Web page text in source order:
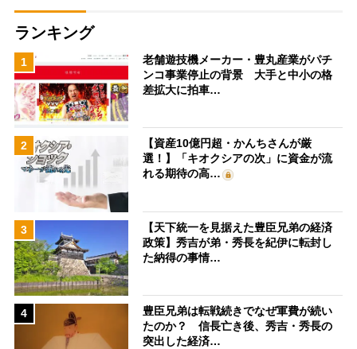
ランキング
1
老舗遊技機メーカー・豊丸産業がパチ
ンコ事業停止の背景 大手と中小の格
差拡大に拍車…
2
【資産10億円超・かんちさんが厳
選！】「キオクシアの次」に資金が流
れる期待の高…
3
【天下統一を見据えた豊臣兄弟の経済
政策】秀吉が弟・秀長を紀伊に転封し
た納得の事情…
4
豊臣兄弟は転戦続きでなぜ軍費が続い
たのか？ 信長亡き後、秀吉・秀長の
突出した経済…